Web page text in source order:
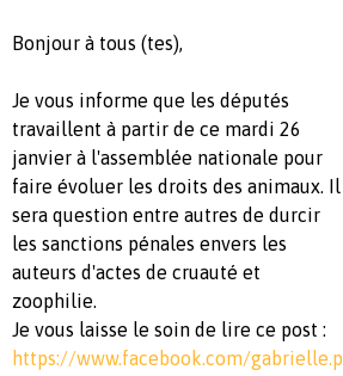
Bonjour à tous (tes),
Je vous informe que les députés
travaillent à partir de ce mardi 26
janvier à l'assemblée nationale pour
faire évoluer les droits des animaux. Il
sera question entre autres de durcir
les sanctions pénales envers les
auteurs d'actes de cruauté et
zoophilie.
Je vous laisse le soin de lire ce post :
https://www.facebook.com/gabrielle.p